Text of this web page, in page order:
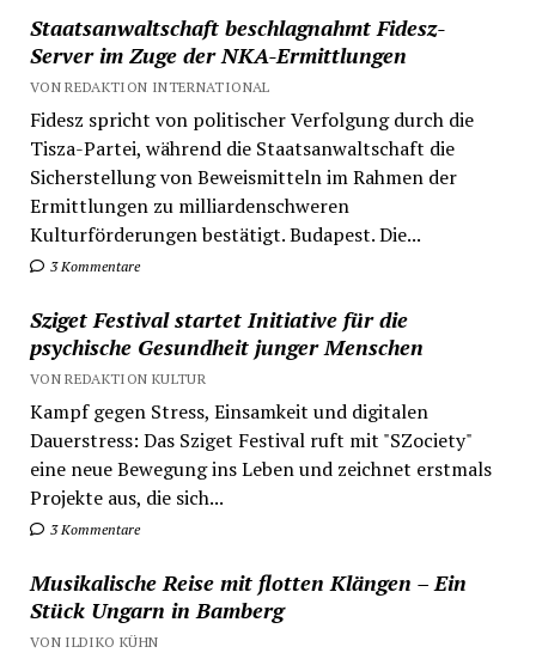
Staatsanwaltschaft beschlagnahmt Fidesz-
Server im Zuge der NKA-Ermittlungen
VON REDAKTION INTERNATIONAL
Fidesz spricht von politischer Verfolgung durch die
Tisza-Partei, während die Staatsanwaltschaft die
Sicherstellung von Beweismitteln im Rahmen der
Ermittlungen zu milliardenschweren
Kulturförderungen bestätigt. Budapest. Die...
3 Kommentare
Sziget Festival startet Initiative für die
psychische Gesundheit junger Menschen
VON REDAKTION KULTUR
Kampf gegen Stress, Einsamkeit und digitalen
Dauerstress: Das Sziget Festival ruft mit "SZociety"
eine neue Bewegung ins Leben und zeichnet erstmals
Projekte aus, die sich...
3 Kommentare
Musikalische Reise mit flotten Klängen – Ein
Stück Ungarn in Bamberg
VON ILDIKO KÜHN